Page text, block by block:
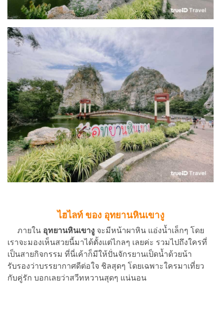
ไฮไลท์ ของ อุทยานหินเขางู
ภายใน อุทยานหินเขางู จะมีหน้าผาหิน แอ่งน้ำเล็กๆ โดย
เราจะมองเห็นสวยนี้มาได้ตั้งแต่ไกลๆ เลยค่ะ รวมไปถึงใครที่
เป็นสายกิจกรรม ที่นี่เค้าก็มีให้ปั่นจักรยานเป็ดน้ำด้วยน้า
รับรองว่าบรรยากาศดีต่อใจ ชิลสุดๆ โดยเฉพาะใครมาเที่ยว
กับคู่รัก บอกเลยว่าสวีทหวานสุดๆ แน่นอน